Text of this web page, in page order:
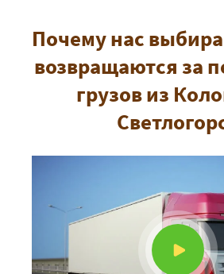
Почему нас
возвращаются за
грузов из